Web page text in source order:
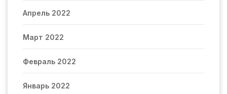
Апрель 2022
Март 2022
Февраль 2022
Январь 2022